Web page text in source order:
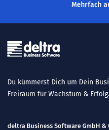
Mehrfach
Du kümmerst Dich um Dein
Freiraum für Wachstum & Erfolg.
deltra Business Software GmbH &